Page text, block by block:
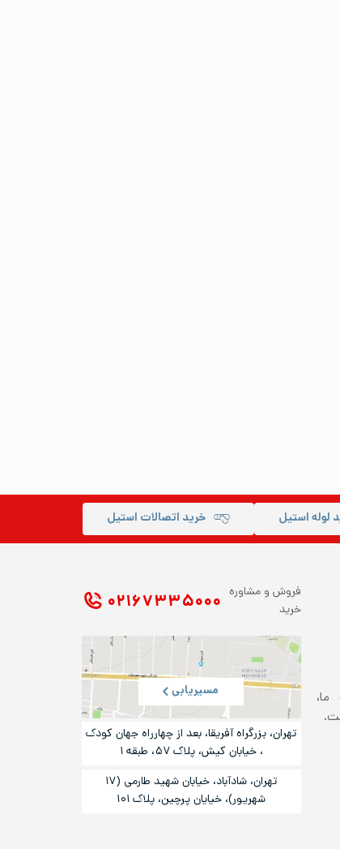
لوله استیل خرید اتصالات استیل
ما،
فروش و مشاوره
خرید
۰۲۱ ۶۷۳۳۵۰۰۰
مسیریابی
تهران، بزرگراه آفریقا، بعد از چهارراه جهان کودک
، خیابان کیش، پلاک ۵۷، طبقه ۱
تهران، شادآباد، خیابان شهید طارمی (۱۷
شهریور)، خیایان پرچین، پلاک ۱۰۱